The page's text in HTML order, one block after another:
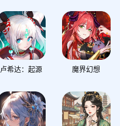
卢希达：起源 魔界幻想